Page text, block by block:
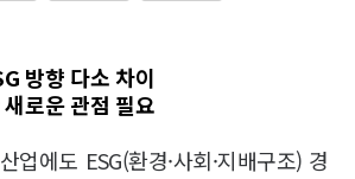
방향 다소 차이
로운 관점 필요
업에도 ESG(환경·사회·지배구조) 경